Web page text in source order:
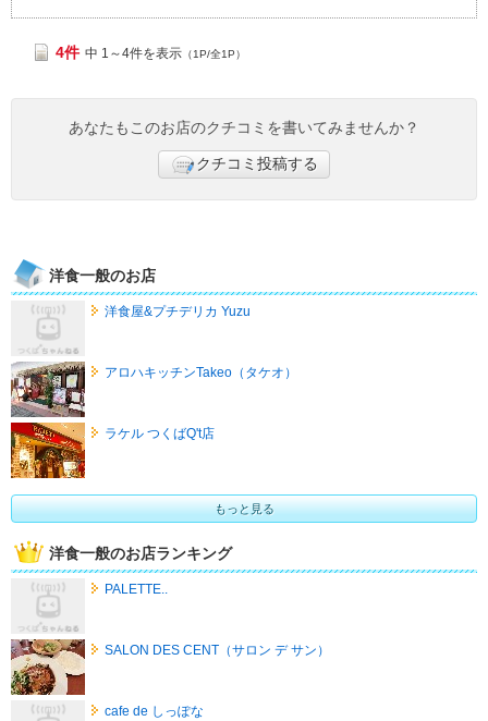
4件 中 1～4件を表示 （1P/全1P）
あなたもこのお店のクチコミを書いてみませんか？
クチコミ投稿する
洋食一般のお店
洋食屋&プチデリカ Yuzu
アロハキッチンTakeo（タケオ）
ラケル つくばQ't店
もっと見る
洋食一般のお店ランキング
PALETTE..
SALON DES CENT（サロン デ サン）
cafe de しっぽな